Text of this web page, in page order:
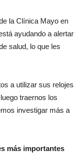
la Clínica Mayo en
ayudando a alertar
salud, lo que les
a utilizar sus relojes
traernos los
investigar más a
más importantes